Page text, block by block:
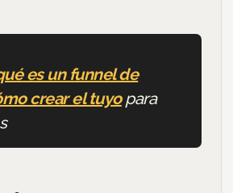
es un funnel de
crear el tuyopara